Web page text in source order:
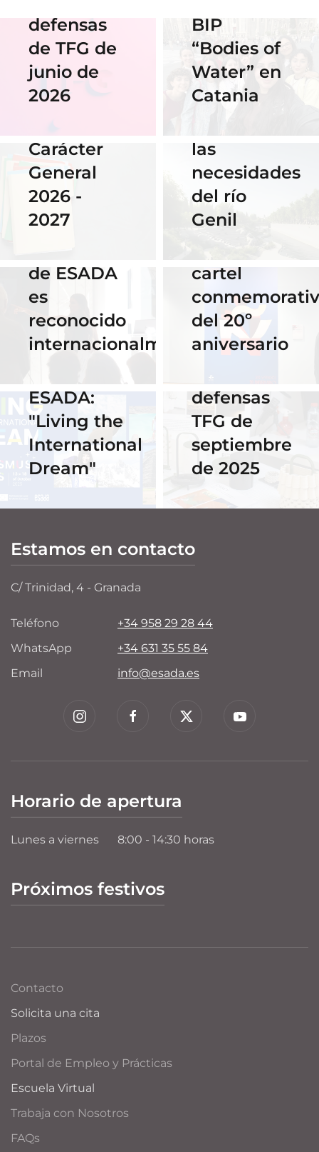
defensas
de TFG de
junio de
2026
BIP
“Bodies of
Water” en
Catania
14 Abril 2026
Carácter
General
2026 -
2027
06 Abril 2026
Cauce: El
diseño que
las
necesidades
del río
Genil
28 Noviembre
2025
de ESADA
es
reconocido
internacionalmente
18 Noviembre
2025
Nuestra
alumna
gana el
concurso
del
Instituto
Cervantes
de Praga
cartel
del 20º
aniversario
02 Octubre 2025
Celebra los
#ErasmusDays
ESADA:
"Living the
International
Dream"
16 Septiembre
2025
Horario y
acceso al
streaming
de las
defensas
TFG de
septiembre
de 2025
Estamos en contacto
C/ Trinidad, 4 - Granada
Teléfono
+34 958 29 28 44
WhatsApp
+34 631 35 55 84
Email
info@esada.es
Horario de apertura
Lunes a viernes 8:00 - 14:30 horas
Próximos festivos
Contacto
Solicita una cita
Plazos
Portal de Empleo y Prácticas
Escuela Virtual
Trabaja con Nosotros
FAQs